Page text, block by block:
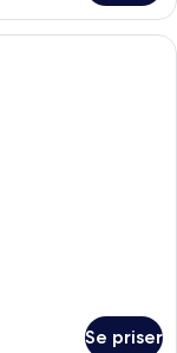
skrivebord,
Se priser